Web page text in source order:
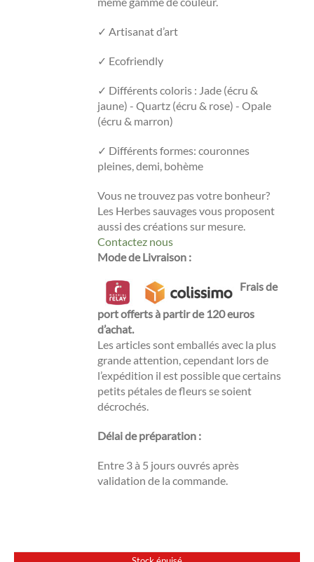
✓ Artisanat d’art
✓ Ecofriendly
✓ Différents coloris : Jade (écru &
jaune) - Quartz (écru & rose) - Opale
(écru & marron)
✓ Différents formes: couronnes
pleines, demi, bohème
Vous ne trouvez pas votre bonheur?
Les Herbes sauvages vous proposent
aussi des créations sur mesure.
Contactez nous
Mode de Livraison :
Frais de
port offerts à partir de 120 euros
d’achat.
Les articles sont emballés avec la plus
grande attention, cependant lors de
l’expédition il est possible que certains
petits pétales de fleurs se soient
décrochés.
Délai de préparation :
Entre 3 à 5 jours ouvrés après
validation de la commande.